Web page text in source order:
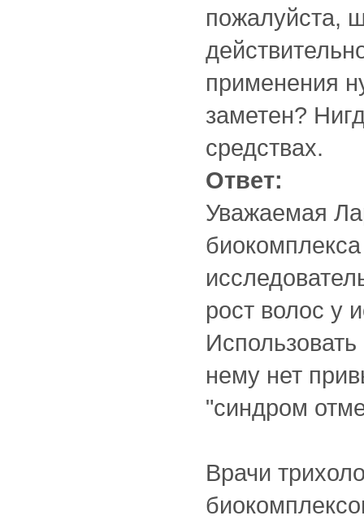
пожалуйста,
применения
заметен?
средствах.
Ответ:
Уважаемая
рост волос у
нему нет
"синдром
Врачи